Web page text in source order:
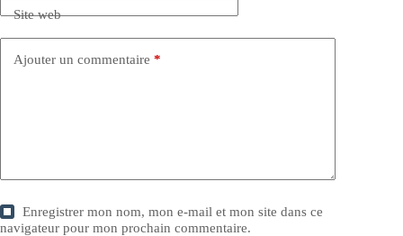
Site web
Ajouter un commentaire *
Enregistrer mon nom, mon e-mail et mon site dans ce
navigateur pour mon prochain commentaire.